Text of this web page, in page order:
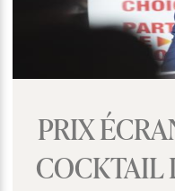
PRIX
COCKTAIL